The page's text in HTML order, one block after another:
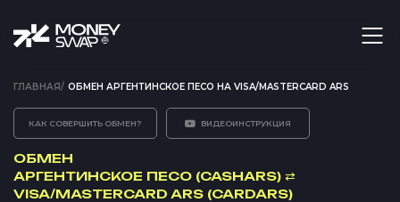
ГЛАВНАЯ/ ОБМЕН АРГЕНТИНСКОЕ ПЕСО НА VISA/MASTERCARD ARS
КАК СОВЕРШИТЬ ОБМЕН? ВИДЕОИНСТРУКЦИЯ
ОБМЕН
АРГЕНТИНСКОЕ ПЕСО (CASHARS) ⇄
VISA/MASTERCARD ARS (CARDARS)